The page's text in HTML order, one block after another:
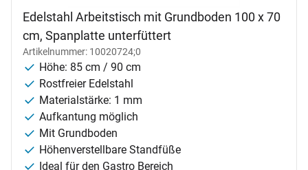
Edelstahl Arbeitstisch mit Grundboden 100 x 70
cm, Spanplatte unterfüttert
Artikelnummer: 10020724;0
Höhe: 85 cm / 90 cm
Rostfreier Edelstahl
Materialstärke: 1 mm
Aufkantung möglich
Mit Grundboden
Höhenverstellbare Standfüße
Ideal für den Gastro Bereich